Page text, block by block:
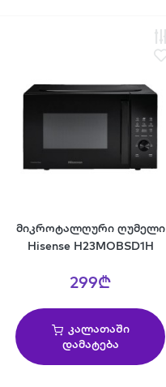
მიკროტალღური ღუმელი
Hisense H23MOBSD1H
299₾
კალათაში
დამატება